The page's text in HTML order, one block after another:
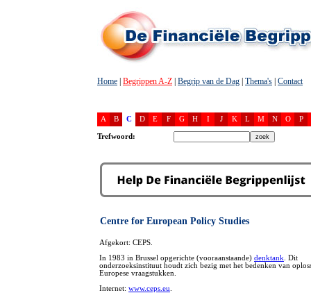
Home Begrippen A-Z Begrip van de Dag Thema's Contact
A B C D E F G H I J K L M N O P
Trefwoord:
Centre for European Policy Studies
Afgekort: CEPS.
In 1983 in Brussel opgerichte (vooraanstaande) denktank . Dit
onderzoeksinstituut houdt zich bezig met het bedenken van
Europese vraagstukken.
Internet: www.ceps.eu